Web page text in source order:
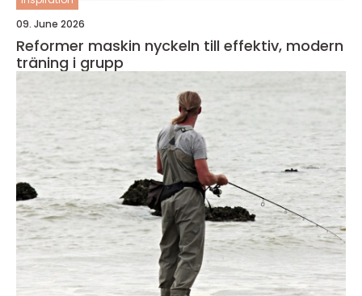
09. June 2026
Reformer maskin nyckeln till effektiv, modern
träning i grupp